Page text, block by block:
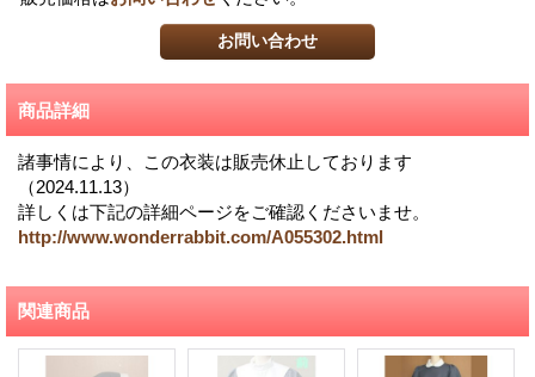
商品詳細
諸事情により、この衣装は販売休止しております
（2024.11.13）
詳しくは下記の詳細ページをご確認くださいませ。
http://www.wonderrabbit.com/A055302.html
関連商品